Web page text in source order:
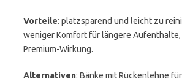
Vorteile: platzsparend und leicht zu
weniger Komfort für längere
Premium-Wirkung.
Alternativen: Bänke mit Rückenlehne